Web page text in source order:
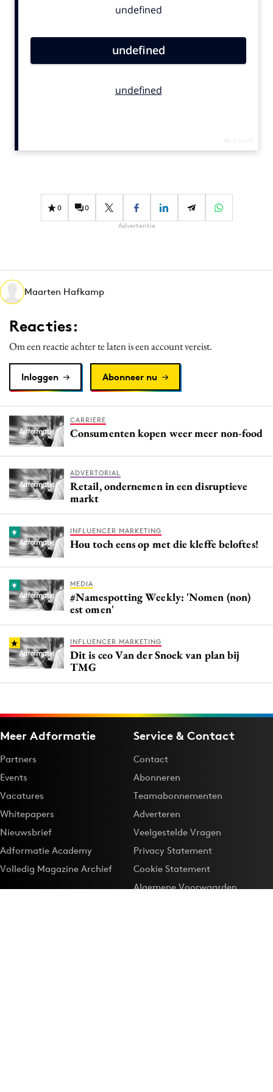
Contentmarketing
Effectiviteit
Gedragsverandering
Martech
Media
Merkstrategie
PR
Programmatic
Reputatie & crisis
0 0
Advertentie
Maarten Hafkamp
Reacties:
Om een reactie achter te laten is een account vereist.
Inloggen Abonneer nu
CARRIERE
Consumenten kopen weer meer non-food
ADVERTORIAL
Retail, ondernemen in een disruptieve
markt
INFLUENCER MARKETING
Hou toch eens op met die kleffe beloftes!
MEDIA
#Namespotting Weekly: 'Nomen (non)
est omen'
INFLUENCER MARKETING
Dit is ceo Van der Snoek van plan bij
TMG
Meer Adformatie
Partners
Events
Vacatures
Whitepapers
Nieuwsbrief
Adformatie Academy
Volledig Magazine Archief
Service & Contact
Contact
Abonneren
Teamabonnementen
Adverteren
Veelgestelde Vragen
Privacy Statement
Cookie Statement
Algemene Voorwaarden